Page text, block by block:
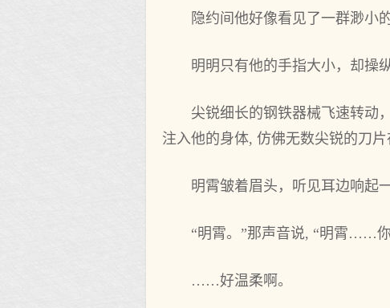
隐约间他好像看见了一群渺小
明明只有他的手指大小，却操
尖锐细长的钢铁器械飞速转动
注入他的身体, 仿佛无数尖锐的刀
明霄皱着眉头，听见耳边响起
“明霄。”那声音说, “明霄……
……好温柔啊。